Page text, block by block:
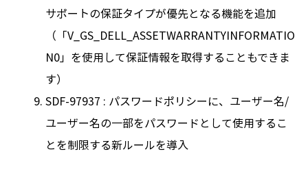
サポートの保証タイプが優先となる機能を追加
（「V_GS_DELL_ASSETWARRANTYINFORMATIO
N0」を使用して保証情報を取得することもできま
す）
SDF-97937 : パスワードポリシーに、ユーザー名/
ユーザー名の一部をパスワードとして使用するこ
とを制限する新ルールを導入